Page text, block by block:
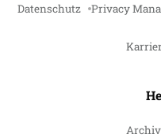
Datenschutz Privacy
Archiv